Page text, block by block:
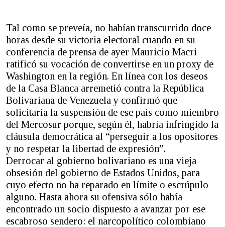
Tal como se preveía, no habían transcurrido doce
horas desde su victoria electoral cuando en su
conferencia de prensa de ayer Mauricio Macri
ratificó su vocación de convertirse en un proxy de
Washington en la región. En línea con los deseos
de la Casa Blanca arremetió contra la República
Bolivariana de Venezuela y confirmó que
solicitaría la suspensión de ese país como miembro
del Mercosur porque, según él, habría infringido la
cláusula democrática al “perseguir a los opositores
y no respetar la libertad de expresión”.
Derrocar al gobierno bolivariano es una vieja
obsesión del gobierno de Estados Unidos, para
cuyo efecto no ha reparado en límite o escrúpulo
alguno. Hasta ahora su ofensiva sólo había
encontrado un socio dispuesto a avanzar por ese
escabroso sendero: el narcopolítico colombiano